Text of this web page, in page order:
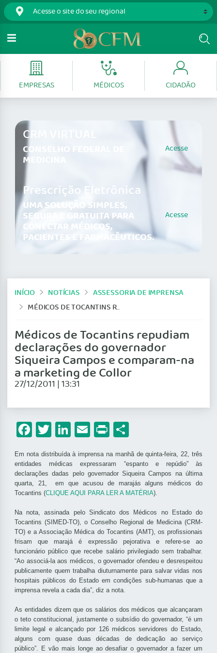
EMPRESAS MÉDICOS CIDADÃO
CRM VIRTUAL
CONSELHO FEDERAL DE
MEDICINA
Acesse
Prescrição Eletrônica
UMA SOLUÇÃO SIMPLES,
SEGURA E GRATUITA PARA
CONECTAR MÉDICOS,
PACIENTES E FARMACÊUTICOS.
Acesse
INÍCIO NOTÍCIAS
ASSESSORIA DE IMPRENSA
MÉDICOS DE TOCANTINS REPUDIAM DECLARAÇÕES DO GOVERNADOR SIQUEIRA CAMPOS E COMPARAM-NA A MARKETING DE COLLOR
Médicos de Tocantins repudiam
declarações do governador
Siqueira Campos e comparam-na
a marketing de Collor
27/12/2011 | 13:31
Facebook
Twitter
LinkedIn
Email
Print
Em nota distribuída à imprensa na manhã de quinta-feira, 22, três
entidades médicas expressaram “espanto e repúdio” às
declarações dadas pelo governador Siqueira Campos na última
quarta, 21, em que acusou de marajás alguns médicos do
Tocantins (CLIQUE AQUI PARA LER A MATÉRIA).
Na nota, assinada pelo Sindicato dos Médicos no Estado do
Tocantins (SIMED-TO), o Conselho Regional de Medicina (CRM-
TO) e a Associação Médica do Tocantins (AMT), os profissionais
frisam que marajá é expressão pejorativa e refere-se ao
funcionário público que recebe salário privilegiado sem trabalhar.
“Ao associá-la aos médicos, o governador ofendeu e desrespeitou
publicamente quem trabalha diuturnamente para salvar vidas nos
hospitais públicos do Estado em condições sub-humanas que a
imprensa revela a cada dia”, diz a nota.
As entidades dizem que os salários dos médicos que alcançaram
o teto constitucional, justamente o subsídio do governador, “é um
limite legal e alcançado por 126 médicos servidores do Estado,
alguns com quase duas décadas de dedicação ao serviço
público”. E vão mais longe ao desafiar o governador a fazer um